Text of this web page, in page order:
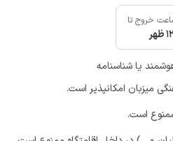
خروج تا
12 ظهر
یا شناسنامه
میزبان امکانپذیر است.
است.